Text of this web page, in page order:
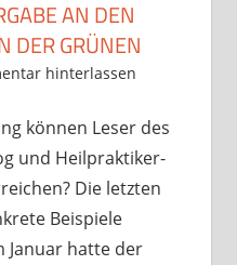
AN DEN
DER GRÜNEN
J. Becker
hinterlassen
können Leser des
und Heilpraktiker-
Die letzten
Beispiele
Januar hatte der